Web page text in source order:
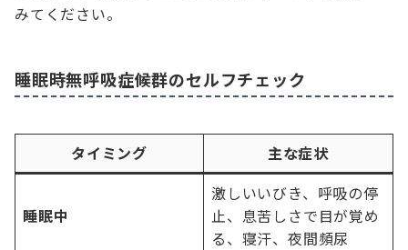
みてください。
睡眠時無呼吸症候群のセルフチェック
タイミング 主な症状
睡眠中
激しいいびき、呼吸の停
止、息苦しさで目が覚め
る、寝汗、夜間頻尿